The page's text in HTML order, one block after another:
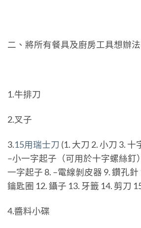
二、將所有餐具及廚房工具想辦
1.牛排刀
2.叉子
3.15用瑞士刀 (1. 大刀 2. 小刀 3. 十
–小一字起子（可用於十字螺絲釘
一字起子 8. –電線剝皮器 9. 鑽孔針
鑰匙圈 12. 鑷子 13. 牙籤 14. 剪刀
4.醬料小碟